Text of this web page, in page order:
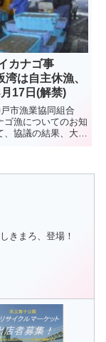
電車と接触する...
カナゴ事
湾は自主休漁、
17日(解禁)
市漁業協同組合
ゴ漁についてのお知
、協議の結果、大阪
きまろ、登場！